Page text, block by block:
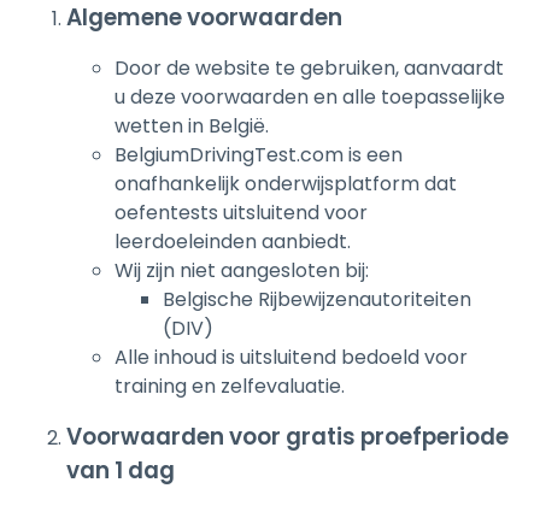
Algemene voorwaarden
Door de website te gebruiken, aanvaardt
u deze voorwaarden en alle toepasselijke
wetten in België.
BelgiumDrivingTest.com is een
onafhankelijk onderwijsplatform dat
oefentests uitsluitend voor
leerdoeleinden aanbiedt.
Wij zijn niet aangesloten bij:
Belgische Rijbewijzenautoriteiten
(DIV)
Alle inhoud is uitsluitend bedoeld voor
training en zelfevaluatie.
Voorwaarden voor gratis proefperiode
van 1 dag